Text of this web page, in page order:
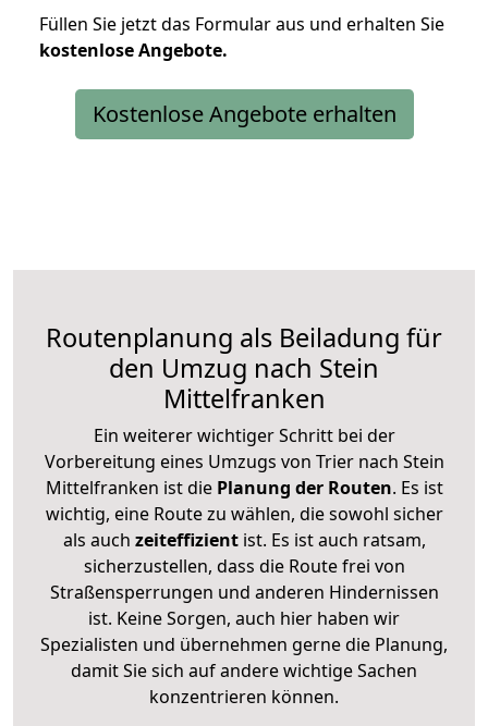
Füllen Sie jetzt das Formular aus und erhalten Sie
kostenloseAngebote.
Kostenlose Angebote erhalten
Routenplanung als Beiladung für
den Umzug nach Stein
Mittelfranken
Ein weiterer wichtiger Schritt bei der
Vorbereitung eines Umzugs von Trier nach Stein
Mittelfranken ist diePlanung der Routen. Es ist
wichtig, eine Route zu wählen, die sowohl sicher
als auch zeiteffizientist. Es ist auch ratsam,
sicherzustellen, dass die Route frei von
Straßensperrungen und anderen Hindernissen
ist. Keine Sorgen, auch hier haben wir
Spezialisten und übernehmen gerne die Planung,
damit Sie sich auf andere wichtige Sachen
konzentrieren können.